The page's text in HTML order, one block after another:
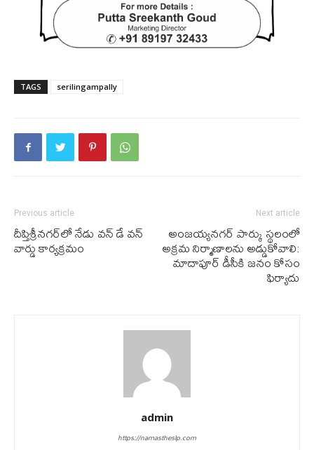
TAGS serilingampally
Previous article
దీప్తిశ్రీ‌న‌గ‌ర్‌లో నేడు వ‌న్ డే వ‌న్
వార్డు కార్యక్ర‌మం
Next article
అంజయ్యనగర్ పార్కు స్థలంలో
అక్రమ నిర్మాణాల‌ను అడ్డుకోవాలి:
మాదాపూర్ డీసీకి జనం కోసం
ఫిర్యాదు
admin
https://namastheslp.com